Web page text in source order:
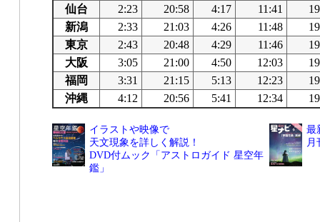
仙台
2:23 20:58 4:17 11:41
新潟
2:33 21:03 4:26 11:48
東京
2:43 20:48 4:29 11:46
大阪
3:05 21:00 4:50 12:03
福岡
3:31 21:15 5:13 12:23
沖縄
4:12 20:56 5:41 12:34
イラストや映像で
天文現象を詳しく解説！
DVD付ムック「アストロガイド 星空年
鑑」
最
月